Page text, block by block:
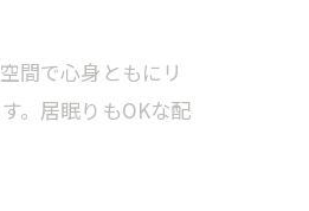
間で心身ともにリ
。居眠りもOKな配